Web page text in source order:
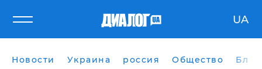
UA
Новости Украина россия Общество